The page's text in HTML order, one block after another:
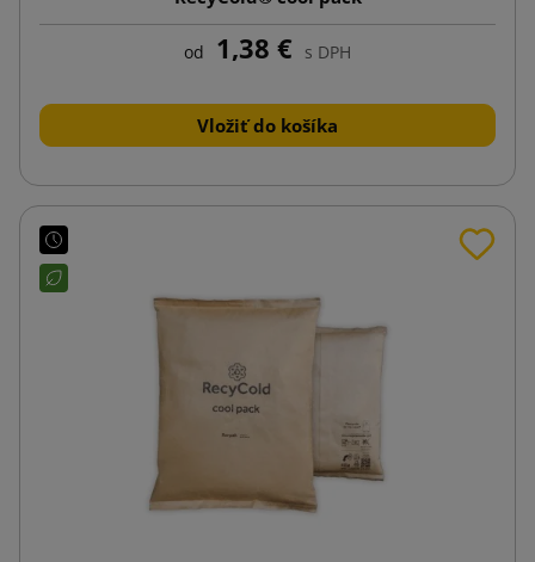
od 1,38 € s DPH
Vložiť do košíka